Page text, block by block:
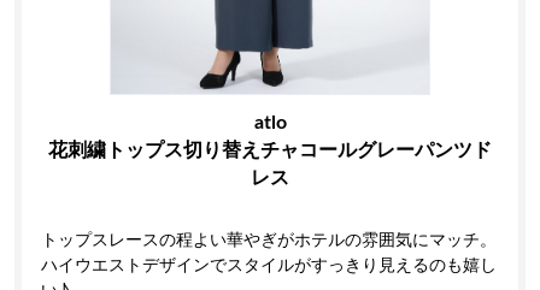
atlo
花刺繍トップス切り替えチャコールグレーパンツド
レス
トップスレースの程よい華やぎがホテルの雰囲気にマッチ。
ハイウエストデザインでスタイルがすっきり見えるのも嬉し